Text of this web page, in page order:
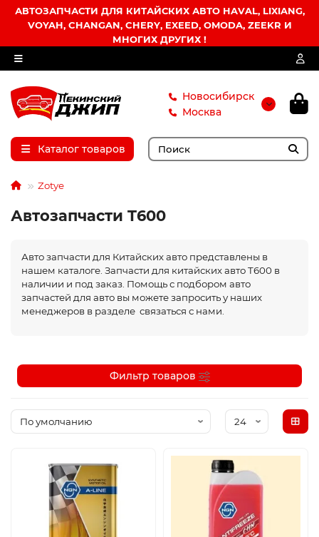
АВТОЗАПЧАСТИ ДЛЯ КИТАЙСКИХ АВТО HAVAL, LIXIANG,
VOYAH, CHANGAN, CHERY, EXEED, OMODA, ZEEKR И
МНОГИХ ДРУГИХ !
Новосибирск
Москва
Каталог товаров
Zotye
Автозапчасти T600
Авто запчасти для Китайских авто представлены в
нашем каталоге. Запчасти для китайских авто T600 в
наличии и под заказ. Помощь с подбором авто
запчастей для авто вы можете запросить у наших
менеджеров в разделе связаться с нами.
Фильтр товаров